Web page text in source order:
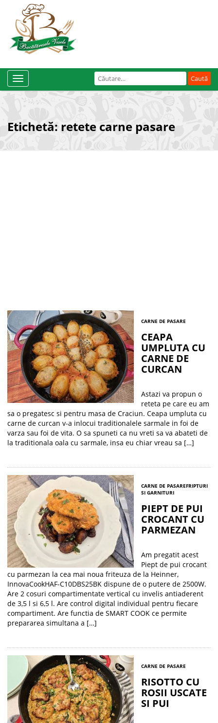
Caută
după:
Toggle
Navigation
Etichetă: retete carne pasare
CARNE DE PASARE
CEAPA
UMPLUTA CU
CARNE DE
CURCAN
Astazi va propun o
reteta pe care eu am
sa o pregatesc si pentru masa de Craciun. Ceapa umpluta cu
carne de curcan v-a inlocui traditionalele sarmale in foi de
varza sau foi de vita. O sa spuneti ca nu vreti sa va abateti de
la traditionala oala cu sarmale, insa eu chiar vreau sa […]
CARNE DE PASAREFRIPTURI
SI GARNITURI
PIEPT DE PUI
CROCANT CU
PARMEZAN
Am pregatit acest
Piept de pui crocant
cu parmezan la cea mai noua friteuza de la Heinner,
InnovaCookHAF-C10DBS25BK dispune de o putere de 2500W.
Are 2 cosuri compartimentate vertical cu invelis antiaderent
de 3,5 l si 6,5 l. Are control digital individual pentru fiecare
compartiment. Are functia de SMART COOK ce permite
prepararea simultana a […]
CARNE DE PASARE
RISOTTO CU
ROSII USCATE
SI PUI